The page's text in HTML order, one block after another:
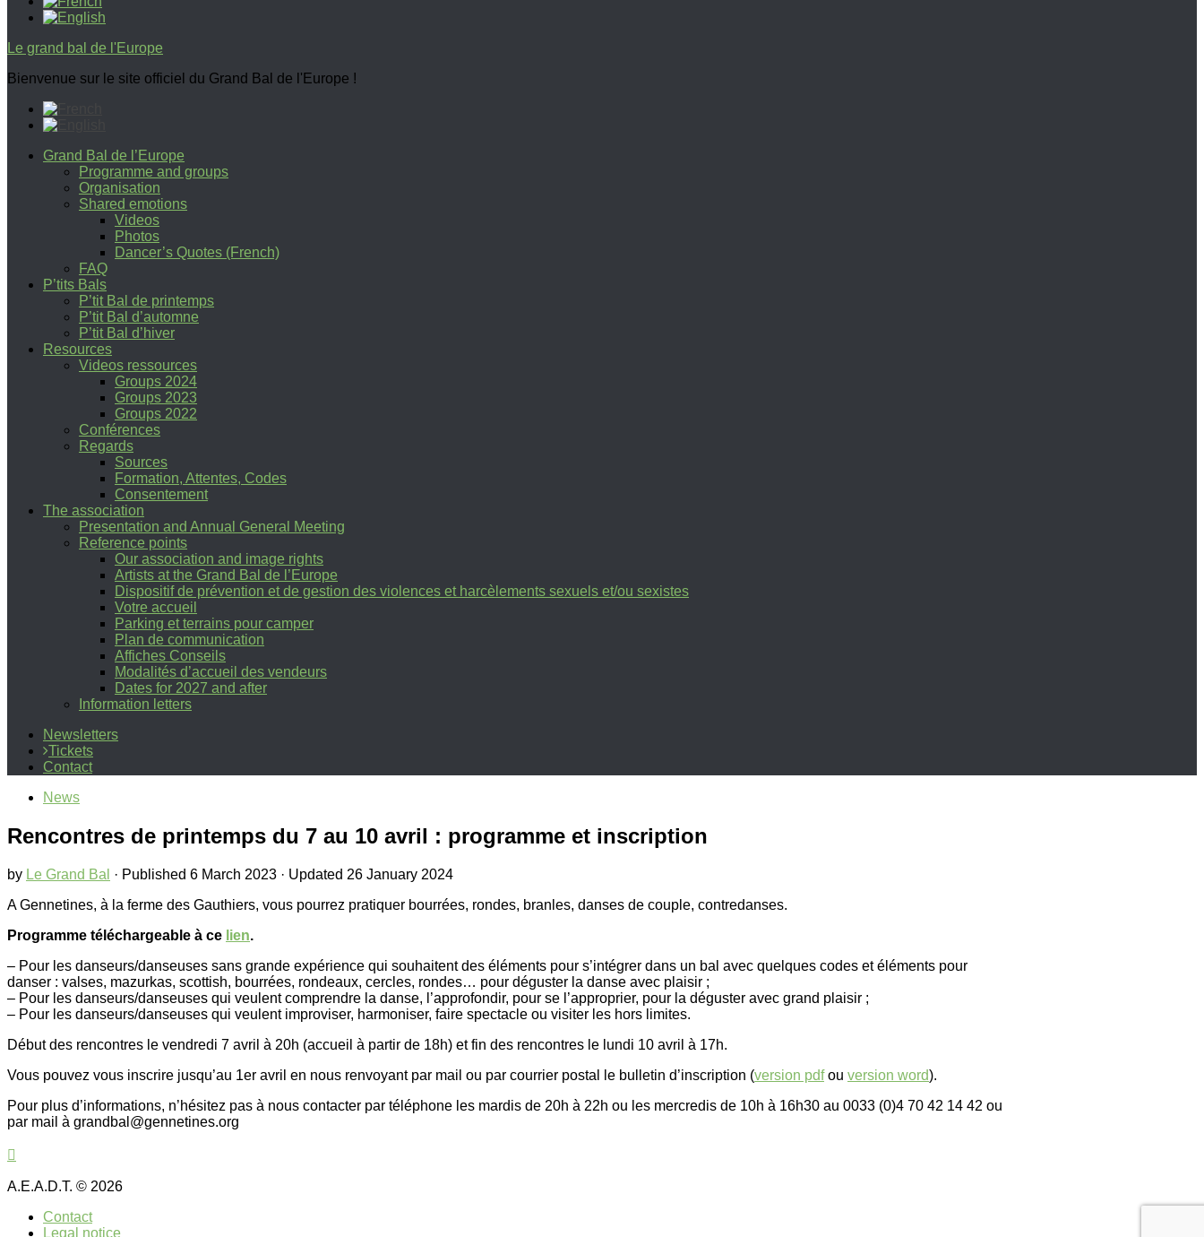
Le grand bal de l'Europe
Bienvenue sur le site officiel du Grand Bal de l'Europe !
Grand Bal de l’Europe
Programme and groups
Organisation
Shared emotions
Videos
Photos
Dancer’s Quotes (French)
FAQ
P’tits Bals
P’tit Bal de printemps
P’tit Bal d’automne
P’tit Bal d’hiver
Resources
Videos ressources
Groups 2024
Groups 2023
Groups 2022
Conférences
Regards
Sources
Formation, Attentes, Codes
Consentement
The association
Presentation and Annual General Meeting
Reference points
Our association and image rights
Artists at the Grand Bal de l’Europe
Dispositif de prévention et de gestion des violences et harcèlements sexuels et/ou sexistes
Votre accueil
Parking et terrains pour camper
Plan de communication
Affiches Conseils
Modalités d’accueil des vendeurs
Dates for 2027 and after
Information letters
Newsletters
Tickets
Contact
News
Rencontres de printemps du 7 au 10 avril : programme et inscription
by Le Grand Bal · Published 6 March 2023 · Updated 26 January 2024
A Gennetines, à la ferme des Gauthiers, vous pourrez pratiquer bourrées, rondes, branles, danses de couple, contredanses.
Programme téléchargeable à ce lien.
– Pour les danseurs/danseuses sans grande expérience qui souhaitent des éléments pour s’intégrer dans un bal avec quelques codes et éléments pour
danser : valses, mazurkas, scottish, bourrées, rondeaux, cercles, rondes… pour déguster la danse avec plaisir ;
– Pour les danseurs/danseuses qui veulent comprendre la danse, l’approfondir, pour se l’approprier, pour la déguster avec grand plaisir ;
– Pour les danseurs/danseuses qui veulent improviser, harmoniser, faire spectacle ou visiter les hors limites.
Début des rencontres le vendredi 7 avril à 20h (accueil à partir de 18h) et fin des rencontres le lundi 10 avril à 17h.
Vous pouvez vous inscrire jusqu’au 1er avril en nous renvoyant par mail ou par courrier postal le bulletin d’inscription (version pdfou version word).
Pour plus d’informations, n’hésitez pas à nous contacter par téléphone les mardis de 20h à 22h ou les mercredis de 10h à 16h30 au 0033 (0)4 70 42 14 42 ou
par mail à grandbal@gennetines.org
A.E.A.D.T. © 2026
Contact
Legal notice